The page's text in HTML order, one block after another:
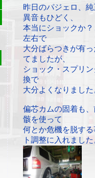
昨日のパジェロ、
異音もひどく、
本当にショックか
左右で
大分ばらつきが有
てましたが、
ショック・スプリ
換で
大分よくなりました
偏芯カムの固着も
骸を使って
何とか危機を脱す
ト調整に入れまし